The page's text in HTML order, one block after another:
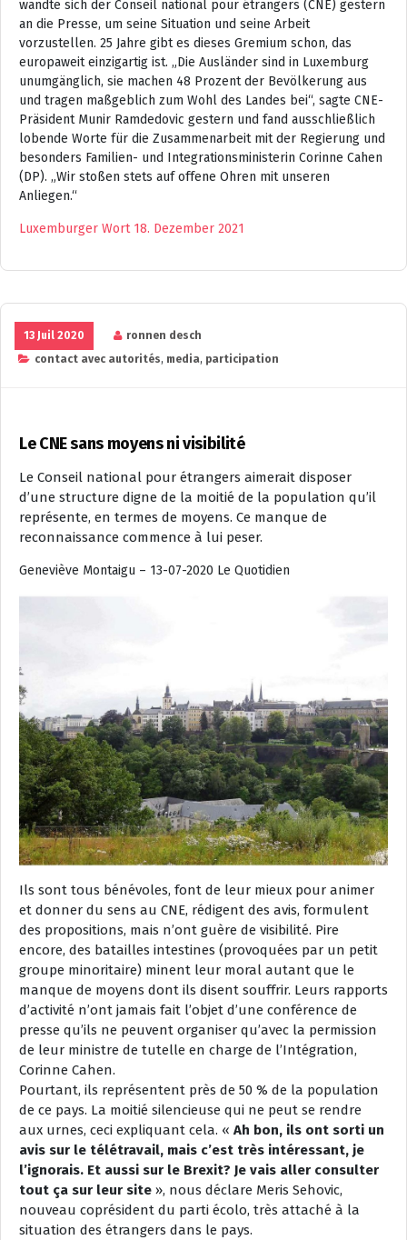
wandte sich der Conseil national pour étrangers (CNE) gestern
an die Presse, um seine Situation und seine Arbeit
vorzustellen. 25 Jahre gibt es dieses Gremium schon, das
europaweit einzigartig ist. „Die Ausländer sind in Luxemburg
unumgänglich, sie machen 48 Prozent der Bevölkerung aus
und tragen maßgeblich zum Wohl des Landes bei“, sagte CNE-
Präsident Munir Ramdedovic gestern und fand ausschließlich
lobende Worte für die Zusammenarbeit mit der Regierung und
besonders Familien- und Integrationsministerin Corinne Cahen
(DP). „Wir stoßen stets auf offene Ohren mit unseren
Anliegen.“
Luxemburger Wort 18. Dezember 2021
13 Juil 2020
ronnen desch
contact avec autorités, media, participation
Le CNE sans moyens ni visibilité
Le Conseil national pour étrangers aimerait disposer
d’une structure digne de la moitié de la population qu’il
représente, en termes de moyens. Ce manque de
reconnaissance commence à lui peser.
Geneviève Montaigu – 13-07-2020 Le Quotidien
Ils sont tous bénévoles, font de leur mieux pour animer
et donner du sens au CNE, rédigent des avis, formulent
des propositions, mais n’ont guère de visibilité. Pire
encore, des batailles intestines (provoquées par un petit
groupe minoritaire) minent leur moral autant que le
manque de moyens dont ils disent souffrir. Leurs rapports
d’activité n’ont jamais fait l’objet d’une conférence de
presse qu’ils ne peuvent organiser qu’avec la permission
de leur ministre de tutelle en charge de l’Intégration,
Corinne Cahen.
Pourtant, ils représentent près de 50 % de la population
de ce pays. La moitié silencieuse qui ne peut se rendre
aux urnes, ceci expliquant cela. « Ah bon, ils ont sorti un
avis sur le télétravail, mais c’est très intéressant, je
l’ignorais. Et aussi sur le Brexit? Je vais aller consulter
tout ça sur leur site », nous déclare Meris Sehovic,
nouveau coprésident du parti écolo, très attaché à la
situation des étrangers dans le pays.